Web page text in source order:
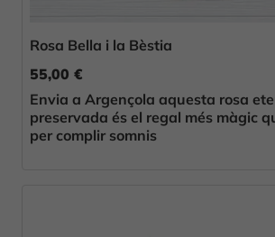
Rosa Bella i la Bèstia
55,00 €
Envia a Argençola aquesta rosa
preservada és el regal més màgic
per complir somnis